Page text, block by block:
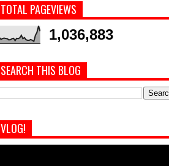
TOTAL PAGEVIEWS
1,036,883
SEARCH THIS BLOG
VLOG!